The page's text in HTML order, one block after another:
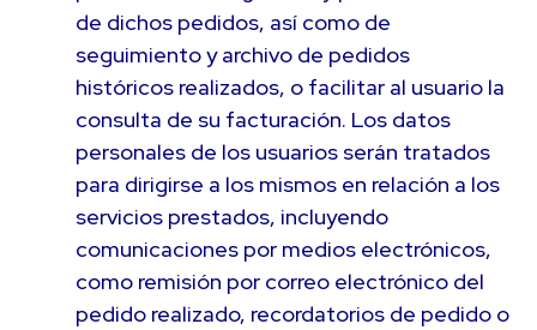
de dichos pedidos, así como de
seguimiento y archivo de pedidos
históricos realizados, o facilitar al usuario la
consulta de su facturación. Los datos
personales de los usuarios serán tratados
para dirigirse a los mismos en relación a los
servicios prestados, incluyendo
comunicaciones por medios electrónicos,
como remisión por correo electrónico del
pedido realizado, recordatorios de pedido o